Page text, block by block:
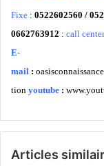
Fixe : 0522602560 /
0662763912 : call
E-
mail :
tion youtube :
Articles